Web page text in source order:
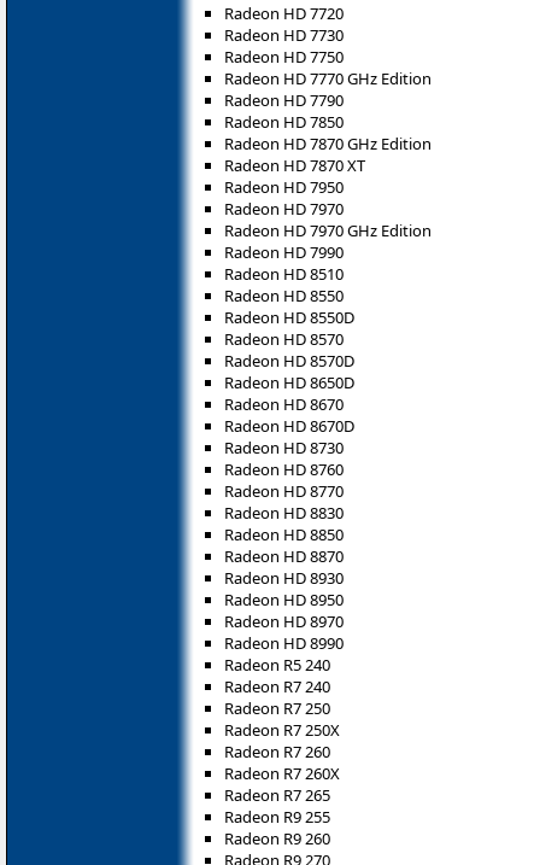
Radeon HD 7720
Radeon HD 7730
Radeon HD 7750
Radeon HD 7770 GHz Edition
Radeon HD 7790
Radeon HD 7850
Radeon HD 7870 GHz Edition
Radeon HD 7870 XT
Radeon HD 7950
Radeon HD 7970
Radeon HD 7970 GHz Edition
Radeon HD 7990
Radeon HD 8510
Radeon HD 8550
Radeon HD 8550D
Radeon HD 8570
Radeon HD 8570D
Radeon HD 8650D
Radeon HD 8670
Radeon HD 8670D
Radeon HD 8730
Radeon HD 8760
Radeon HD 8770
Radeon HD 8830
Radeon HD 8850
Radeon HD 8870
Radeon HD 8930
Radeon HD 8950
Radeon HD 8970
Radeon HD 8990
Radeon R5 240
Radeon R7 240
Radeon R7 250
Radeon R7 250X
Radeon R7 260
Radeon R7 260X
Radeon R7 265
Radeon R9 255
Radeon R9 260
Radeon R9 270